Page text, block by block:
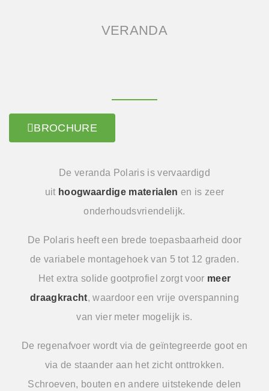
VERANDA
BROCHURE
De veranda Polaris is vervaardigd
uit hoogwaardige materialenen is zeer
onderhoudsvriendelijk.
De Polaris heeft een brede toepasbaarheid door
de variabele montagehoek van 5 tot 12 graden.
Het extra solide gootprofiel zorgt voor meer
draagkracht, waardoor een vrije overspanning
van vier meter mogelijk is.
De regenafvoer wordt via de geïntegreerde goot en
via de staander aan het zicht onttrokken.
Schroeven, bouten en andere uitstekende delen